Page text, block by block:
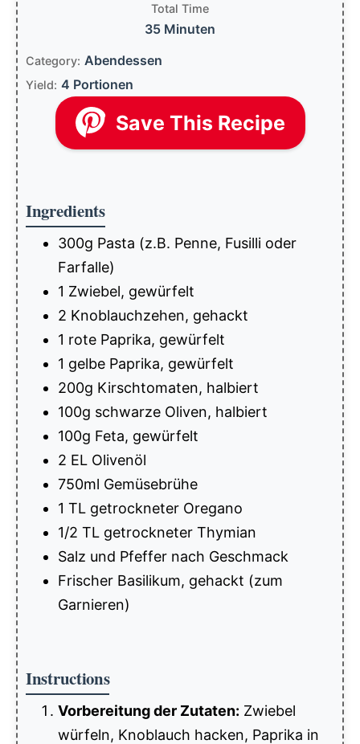
Total Time
35 Minuten
Category: Abendessen
Yield: 4 Portionen
Save This Recipe
Ingredients
300g Pasta (z.B. Penne, Fusilli oder
Farfalle)
1 Zwiebel, gewürfelt
2 Knoblauchzehen, gehackt
1 rote Paprika, gewürfelt
1 gelbe Paprika, gewürfelt
200g Kirschtomaten, halbiert
100g schwarze Oliven, halbiert
100g Feta, gewürfelt
2 EL Olivenöl
750ml Gemüsebrühe
1 TL getrockneter Oregano
1/2 TL getrockneter Thymian
Salz und Pfeffer nach Geschmack
Frischer Basilikum, gehackt (zum
Garnieren)
Instructions
Vorbereitung der Zutaten: Zwiebel
würfeln, Knoblauch hacken, Paprika in